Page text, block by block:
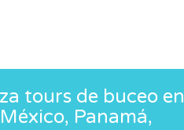
tours de buceo en
Panamá,